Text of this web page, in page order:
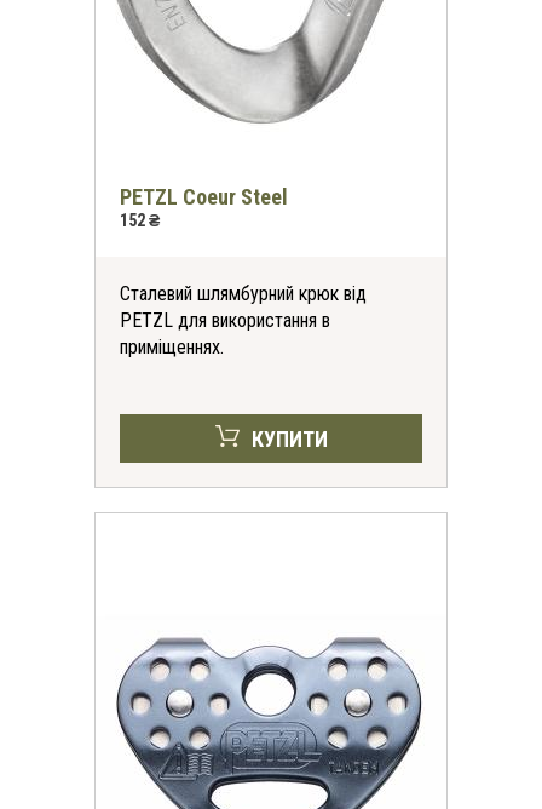
PETZL Coeur Steel
152 ₴
Сталевий шлямбурний крюк від
PETZL для використання в
приміщеннях.
КУПИТИ